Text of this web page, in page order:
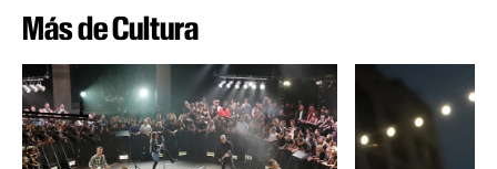
Más de Cultura